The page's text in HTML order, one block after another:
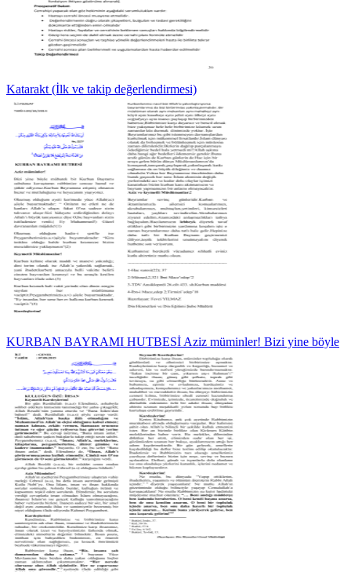
Katarakt (İlk ve takip değerlendirmesi)
KURBAN BAYRAMI HUTBESİ Aziz müminler! Bizi yine böyle